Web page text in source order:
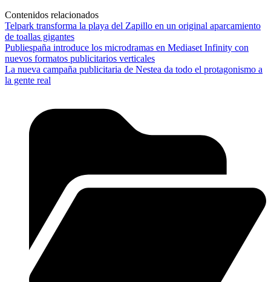
Contenidos relacionados
Telpark transforma la playa del Zapillo en un original aparcamiento
de toallas gigantes
Publiespaña introduce los microdramas en Mediaset Infinity con
nuevos formatos publicitarios verticales
La nueva campaña publicitaria de Nestea da todo el protagonismo a
la gente real